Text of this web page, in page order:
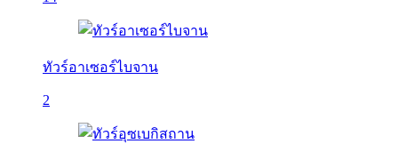
ทัวร์อาเซอร์ไบจาน
2